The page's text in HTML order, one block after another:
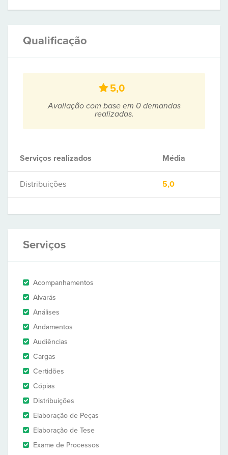
Qualificação
5,0
Avaliação com base em 0 demandas
realizadas.
Serviços realizados Média
Distribuições 5,0
Serviços
Acompanhamentos
Alvarás
Análises
Andamentos
Audiências
Cargas
Certidões
Cópias
Distribuições
Elaboração de Peças
Elaboração de Tese
Exame de Processos